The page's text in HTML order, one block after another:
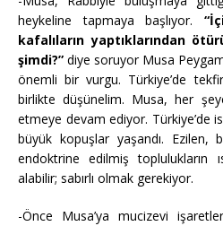
heykeline tapmaya başlıyor.
kafalıların yaptıklarından
şimdi?” diye soruyor Musa
önemli bir vurgu. Türkiye’de
birlikte düşünelim. Musa, her
etmeye devam ediyor. Türkiye’de
büyük kopuşlar yaşandı. Ezilen,
endoktrine edilmiş toplulukların
alabilir; sabırlı olmak gerekiyor.
-Önce Musa’ya mucizevi